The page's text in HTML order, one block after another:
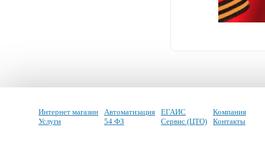
Интернет магазин
Услуги
Автоматизация
54 ФЗ
ЕГАИС
Сервис (ЦТО)
Компания
Контакты